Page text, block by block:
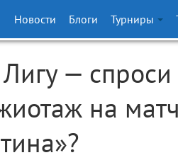
Новости Блоги Турниры
—
на